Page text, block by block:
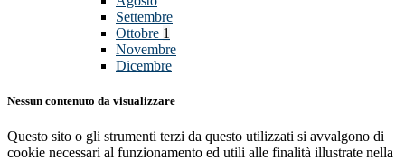
Settembre
Ottobre 1
Novembre
Dicembre
Nessun contenuto da visualizzare
Questo sito o gli strumenti terzi da questo utilizzati si avvalgono di
cookie necessari al funzionamento ed utili alle finalità illustrate nella